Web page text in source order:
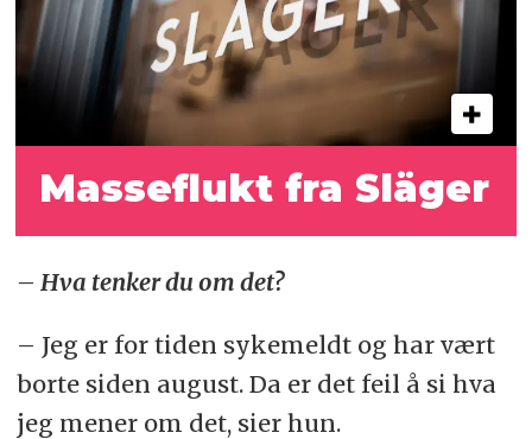
Masseflukt fra Släger
– Hva tenker du om det?
– Jeg er for tiden sykemeldt og har vært
borte siden august. Da er det feil å si hva
jeg mener om det, sier hun.